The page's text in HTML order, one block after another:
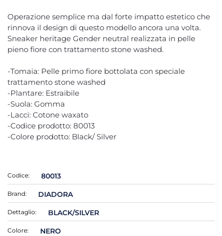
Operazione semplice ma dal forte impatto estetico che
rinnova il design di questo modello ancora una volta.
Sneaker heritage Gender neutral realizzata in pelle
pieno fiore con trattamento stone washed.
-Tomaia: Pelle primo fiore bottolata con speciale
trattamento stone washed
-Plantare: Estraibile
-Suola: Gomma
-Lacci: Cotone waxato
-Codice prodotto: 80013
-Colore prodotto: Black/ Silver
Codice: 80013
Brand: DIADORA
Dettaglio: BLACK/SILVER
Colore: NERO